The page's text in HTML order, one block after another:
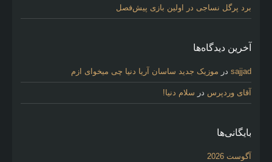
برد پرگل نساجی در اولین بازی پیش‌فصل
آخرین دیدگاه‌ها
sajjad در موزیک جدید ساسان آریا دنیا چی میخوای ازم
آقای وردپرس در سلام دنیا!
بایگانی‌ها
آگوست 2026